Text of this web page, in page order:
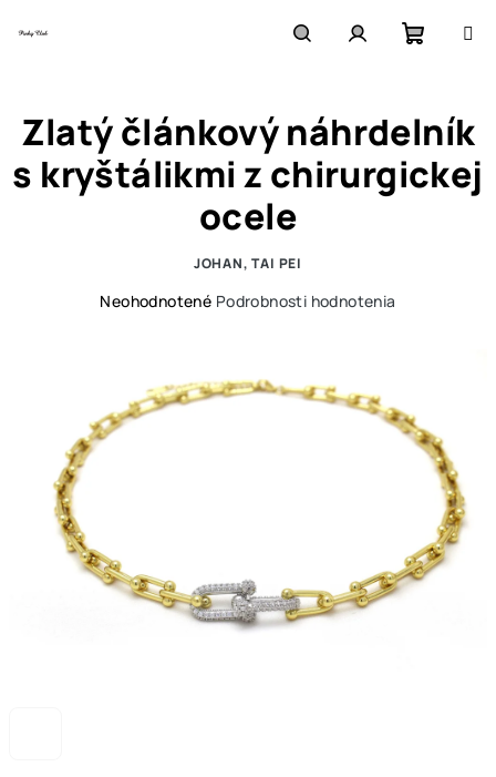
košík
Zlatý článkový náhrdelník
s kryštálikmi z chirurgickej
ocele
JOHAN, TAI PEI
Priemerné
z
5
Neohodnotené Podrobnosti hodnotenia